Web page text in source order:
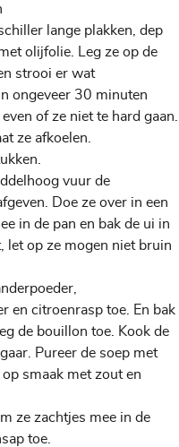
lange plakken, dep
olijfolie. Leg ze op de
strooi er wat
ongeveer 30 minuten
of ze niet te hard gaan.
ze afkoelen.
vuur de
Doe ze over in een
in de pan en bak de ui in
let op ze mogen niet bruin
en citroenrasp toe. En bak
de bouillon toe. Kook de
Pureer de soep met
smaak met zout en
ze zachtjes mee in de
toe.